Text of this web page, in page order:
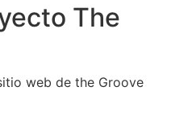
The
web de the Groove